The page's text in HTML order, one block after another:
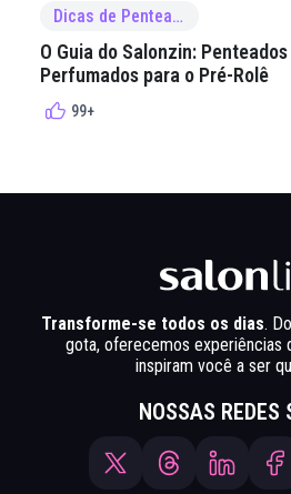
Dicas de Penteado
O Guia do Salonzin:
Perfumados para o Pré-Rolê
99+
Transforme-se todos os dias.
gota, oferecemos experiências
inspiram você a ser
NOSSAS REDES